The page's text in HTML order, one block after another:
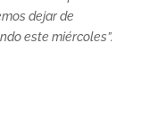
dejar de
este miércoles”.